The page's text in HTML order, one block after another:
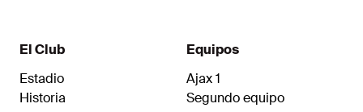
El Club
Estadio
Historia
Equipos
Ajax 1
Segundo equipo